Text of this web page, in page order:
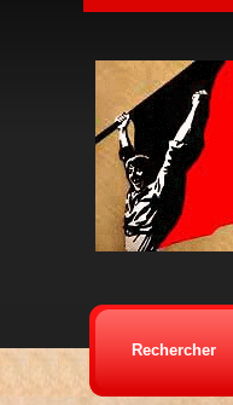
Rechercher